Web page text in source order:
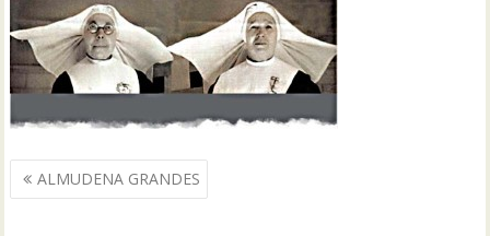
Navegació
d'entrades
ALMUDENA GRANDES